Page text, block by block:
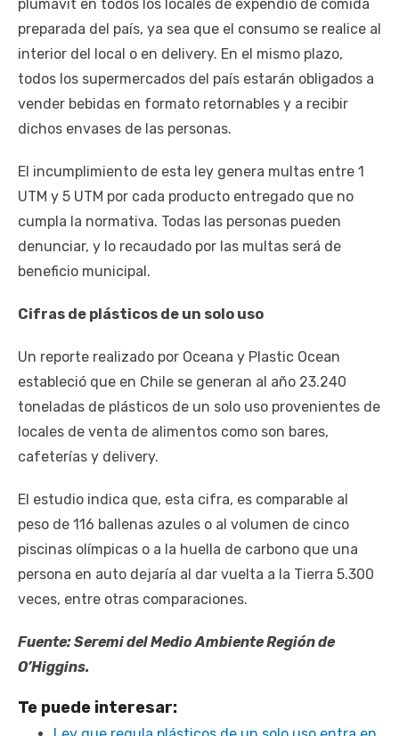
plumavit en todos los locales de expendio de comida
preparada del país, ya sea que el consumo se realice al
interior del local o en delivery. En el mismo plazo,
todos los supermercados del país estarán obligados a
vender bebidas en formato retornables y a recibir
dichos envases de las personas.
El incumplimiento de esta ley genera multas entre 1
UTM y 5 UTM por cada producto entregado que no
cumpla la normativa. Todas las personas pueden
denunciar, y lo recaudado por las multas será de
beneficio municipal.
Cifras de plásticos de un solo uso
Un reporte realizado por Oceana y Plastic Ocean
estableció que en Chile se generan al año 23.240
toneladas de plásticos de un solo uso provenientes de
locales de venta de alimentos como son bares,
cafeterías y delivery.
El estudio indica que, esta cifra, es comparable al
peso de 116 ballenas azules o al volumen de cinco
piscinas olímpicas o a la huella de carbono que una
persona en auto dejaría al dar vuelta a la Tierra 5.300
veces, entre otras comparaciones.
Fuente: Seremi del Medio Ambiente Región de
O’Higgins.
Te puede interesar: